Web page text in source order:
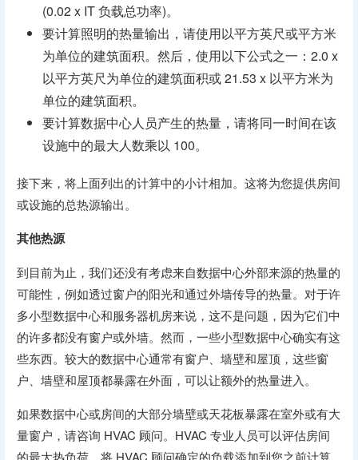
(0.02 x IT 负载总功率)。
要计算照明的热量输出，请使用以平方英尺或平方米
为单位的建筑面积。然后，使用以下公式之一：2.0 x
以平方英尺为单位的建筑面积或 21.53 x 以平方米为
单位的建筑面积。
要计算数据中心人员产生的热量，请将同一时间在该
设施中的最大人数乘以 100。
接下来，将上面列出的计算中的小计相加。这将为您提供房间
或设施的总热源输出。
其他热源
到目前为止，我们还没有考虑来自数据中心外部来源的热量的
可能性，例如透过窗户的阳光和通过外墙传导的热量。对于许
多小型数据中心和服务器机房来说，这不是问题，因为它们中
的许多都没有窗户或外墙。然而，一些小型数据中心确实有这
些东西。较大的数据中心通常有窗户、墙壁和屋顶，这些窗
户、墙壁和屋顶都暴露在外面，可以让额外的热量进入。
如果数据中心或房间的大部分墙壁或天花板暴露在室外或有大
量窗户，请咨询 HVAC 顾问。HVAC 专业人员可以评估房间
的最大热负荷。将 HVAC 顾问确定的负载添加到您之前计算